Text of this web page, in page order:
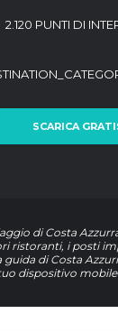
2.120 PUNTI DI
SCARICA
di Costa
ristoranti, i posti
guida di Costa
dispositivo